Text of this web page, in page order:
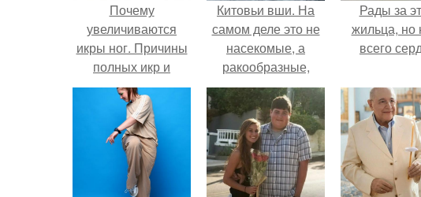
Почему
увеличиваются
икры ног. Причины
полных икр и
варианты, как
сделать икры ног
тоньше.
Китовьи вши. На
самом деле это не
насекомые, а
ракообразные,
относящиеся к
бокоплавам.
Рады за
жильца, но
всего